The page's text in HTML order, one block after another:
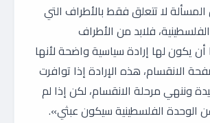
لا تتعلق فقط بالأطراف التي
فلابد من الأطراف
أن يكون لها إرادة سياسية واضحة لأنها
الانقسام، هذه الإرادة إذا توافرت
وننهي مرحلة الانقسام، لكن إذا لم
الوحدة الفلسطينية سيكون عبثي».